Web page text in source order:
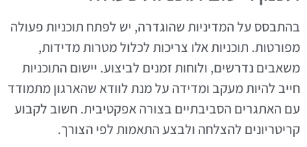
בהתבסס על המדיניות שהוגדרה, יש לפתח תוכניות פעולה
מפורטות. תוכניות אלו צריכות לכלול מטרות מדידות,
משאבים נדרשים, ולוחות זמנים לביצוע. יישום התוכניות
חייב להיות מעקב ומדידה על מנת לוודא שהארגון מתמודד
עם האתגרים הסביבתיים בצורה אפקטיבית. חשוב לקבוע
קריטריונים להצלחה ולבצע התאמות לפי הצורך.